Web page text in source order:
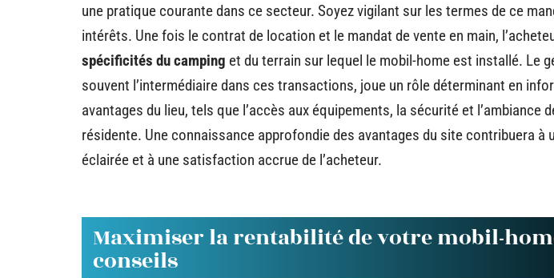
une pratique courante dans ce secteur. Soyez vigilant sur les termes de ce
intérêts. Une fois le contrat de location et le mandat de vente en main,
spécificités du camping et du terrain sur lequel le mobil-home est installé. Le
souvent l’intermédiaire dans ces transactions, joue un rôle déterminant en
avantages du lieu, tels que l’accès aux équipements, la sécurité et l’ambiance
résidente. Une connaissance approfondie des avantages du site contribuera à
éclairée et à une satisfaction accrue de l’acheteur.
Maximiser la rentabilité de votre mobil-
conseils